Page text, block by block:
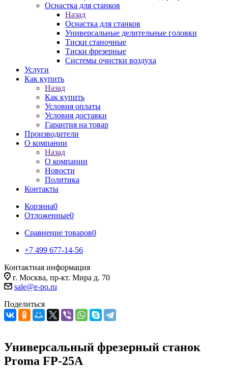
Оснастка для станков
Назад
Оснастка для станков
Универсальные делительные головки
Тиски станочные
Тиски фрезерные
Системы очистки воздуха
Услуги
Как купить
Назад
Как купить
Условия оплаты
Условия доставки
Гарантия на товар
Производители
О компании
Назад
О компании
Новости
Политика
Контакты
Корзина0
Отложенные0
Сравнение товаров0
+7 499 677-14-56
Контактная информация
г. Москва, пр-кт. Мира д. 70
sale@e-po.ru
Поделиться
Универсальный фрезерный станок
Proma FP-25A